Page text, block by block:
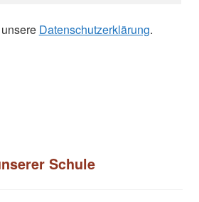
Datenschutzerklärung.
Schule